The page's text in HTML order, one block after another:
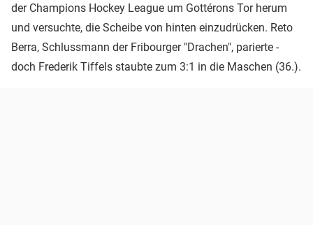
der Champions Hockey League um Gottérons Tor herum
und versuchte, die Scheibe von hinten einzudrücken. Reto
Berra, Schlussmann der Fribourger "Drachen", parierte -
doch Frederik Tiffels staubte zum 3:1 in die Maschen (36.).